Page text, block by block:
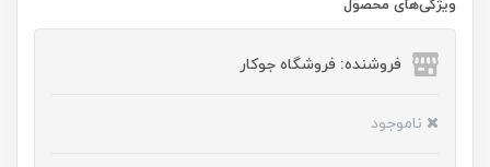
ویژگی‌های محصول
فروشنده: فروشگاه جوکار
ناموجود